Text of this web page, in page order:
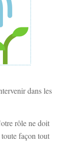
dans les
rôle ne doit
façon tout